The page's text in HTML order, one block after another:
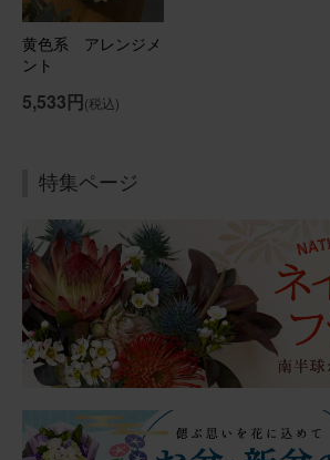
まーちゃん 50代
高級感がありました
【花瓶不要】バラのみ 季節のお花アレ
ほたる 40代
義母の誕生日プレゼント
黄色系 アレンジメ
ント
5,533円(税込)
特集ページ